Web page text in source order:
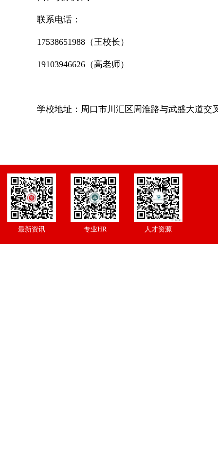
联系电话：
17538651988（王校长）
19103946626（高老师）
学校地址：周口市川汇区周淮路与武盛大道交
最新资讯 专业HR 人才资源